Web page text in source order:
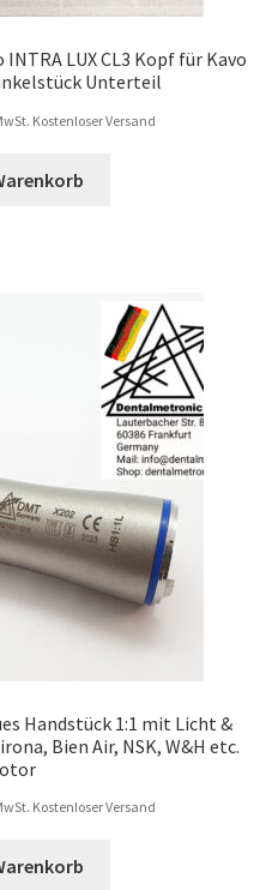
LUX CL3 Kopf für Kavo
Unterteil
Kostenloser Versand
Handstück 1:1 mit Licht &
Bien Air, NSK, W&H etc.
Kostenloser Versand